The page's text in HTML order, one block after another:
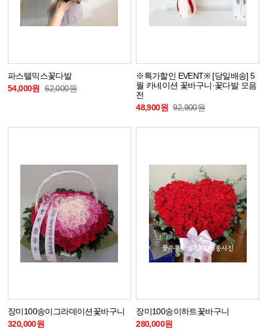
파스텔믹스꽃다발
54,000원
62,000원
※특가할인 EVENT※ [당일배송] 5
월 카네이션 꽃바구니·꽃다발 모음
전
48,900원
92,900원
장미100송이그라데이션꽃바구니
320,000원
장미100송이하트꽃바구니
280,000원